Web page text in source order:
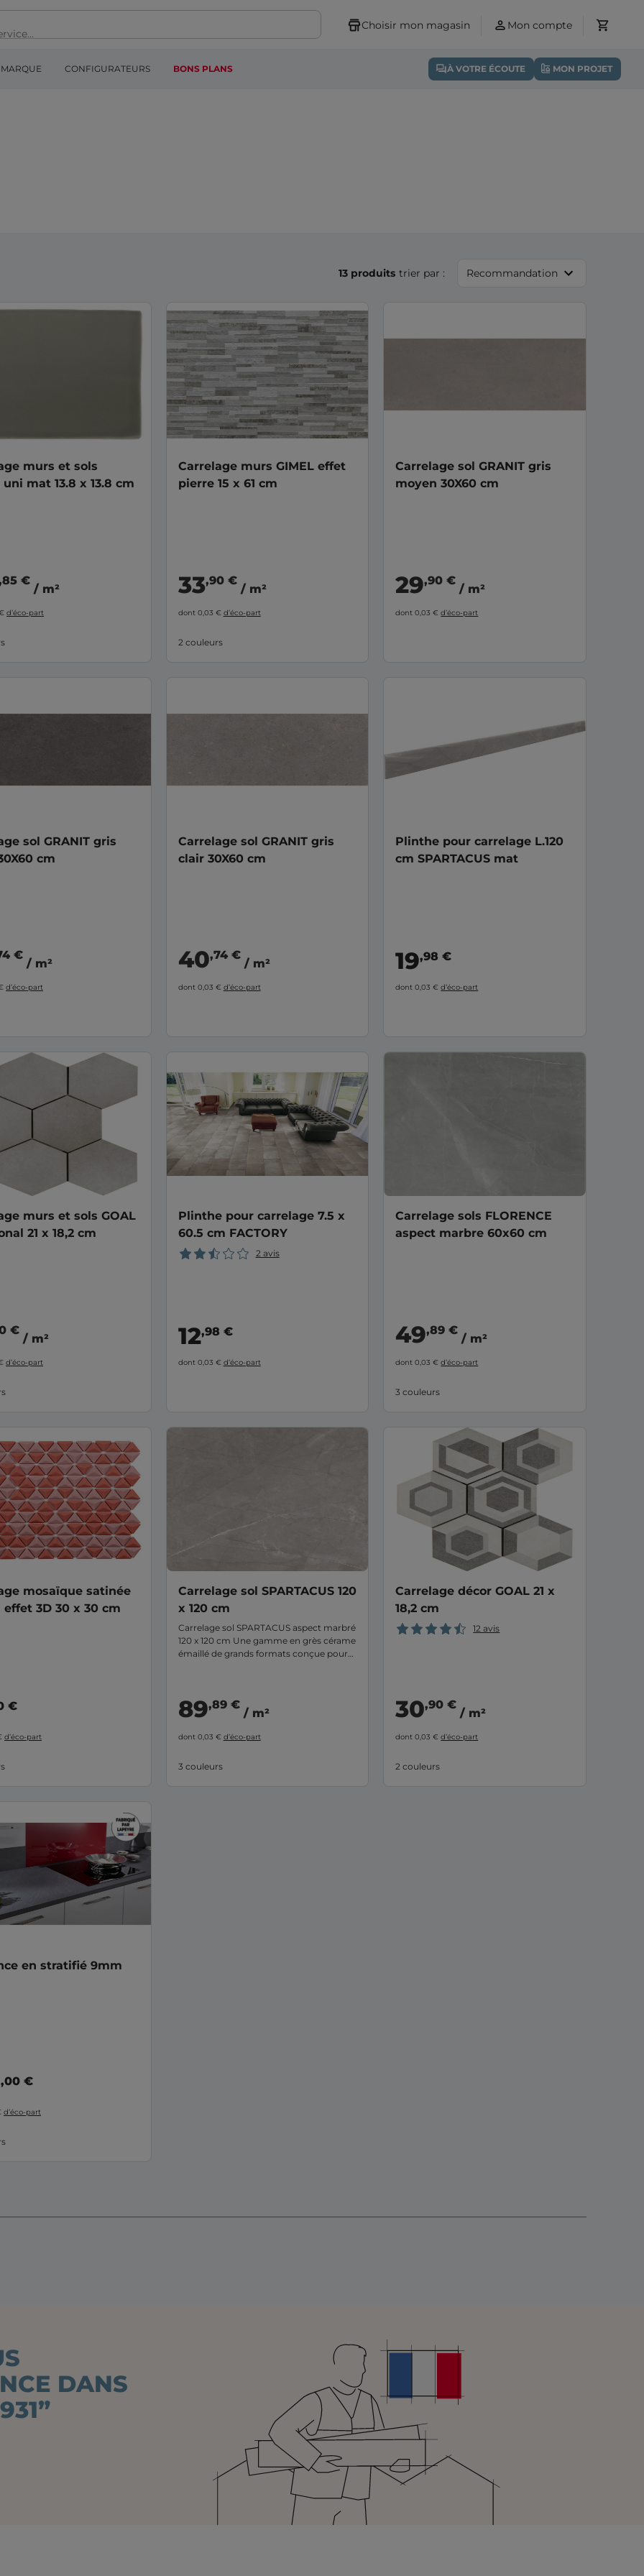
Choisir mon magasin Mon compte
MARQUE CONFIGURATEURS BONS PLANS À VOTRE ÉCOUTE MON PROJET
13 produits trier par : Recommandation
murs et sols
uni mat 13.8 x 13.8 cm
€
/ m²
d’éco-part
Carrelage murs GIMEL effet
pierre 15 x 61 cm
33,90 €
/ m²
dont 0,03 € d’éco-part
2 couleurs
Carrelage sol GRANIT gris
moyen 30X60 cm
29,90 €
/ m²
dont 0,03 €d’éco-part
sol GRANIT gris
cm
€
/ m²
d’éco-part
Carrelage sol GRANIT gris
clair 30X60 cm
40,74 €
/ m²
dont 0,03 € d’éco-part
Plinthe pour carrelage L.120
cm SPARTACUS mat
19,98 €
dont 0,03 €d’éco-part
murs et sols GOAL
21 x 18,2 cm
€
/ m²
d’éco-part
Plinthe pour carrelage 7.5 x
60.5 cm FACTORY
2 avis
12,98 €
dont 0,03 € d’éco-part
Carrelage sols FLORENCE
aspect marbre 60x60 cm
49,89 €
/ m²
dont 0,03 €d’éco-part
3 couleurs
mosaïque satinée
effet 3D 30 x 30 cm
€
d’éco-part
Carrelage sol SPARTACUS 120
x 120 cm
Carrelage sol SPARTACUS aspect marbré
120 x 120 cm Une gamme en grès cérame
émaillé de grands formats conçue pour
89,89 €
/ m²
dont 0,03 € d’éco-part
3 couleurs
Carrelage décor GOAL 21 x
18,2 cm
12 avis
30,90 €
/ m²
dont 0,03 €d’éco-part
2 couleurs
en stratifié 9mm
,00 €
d’éco-part
DANS